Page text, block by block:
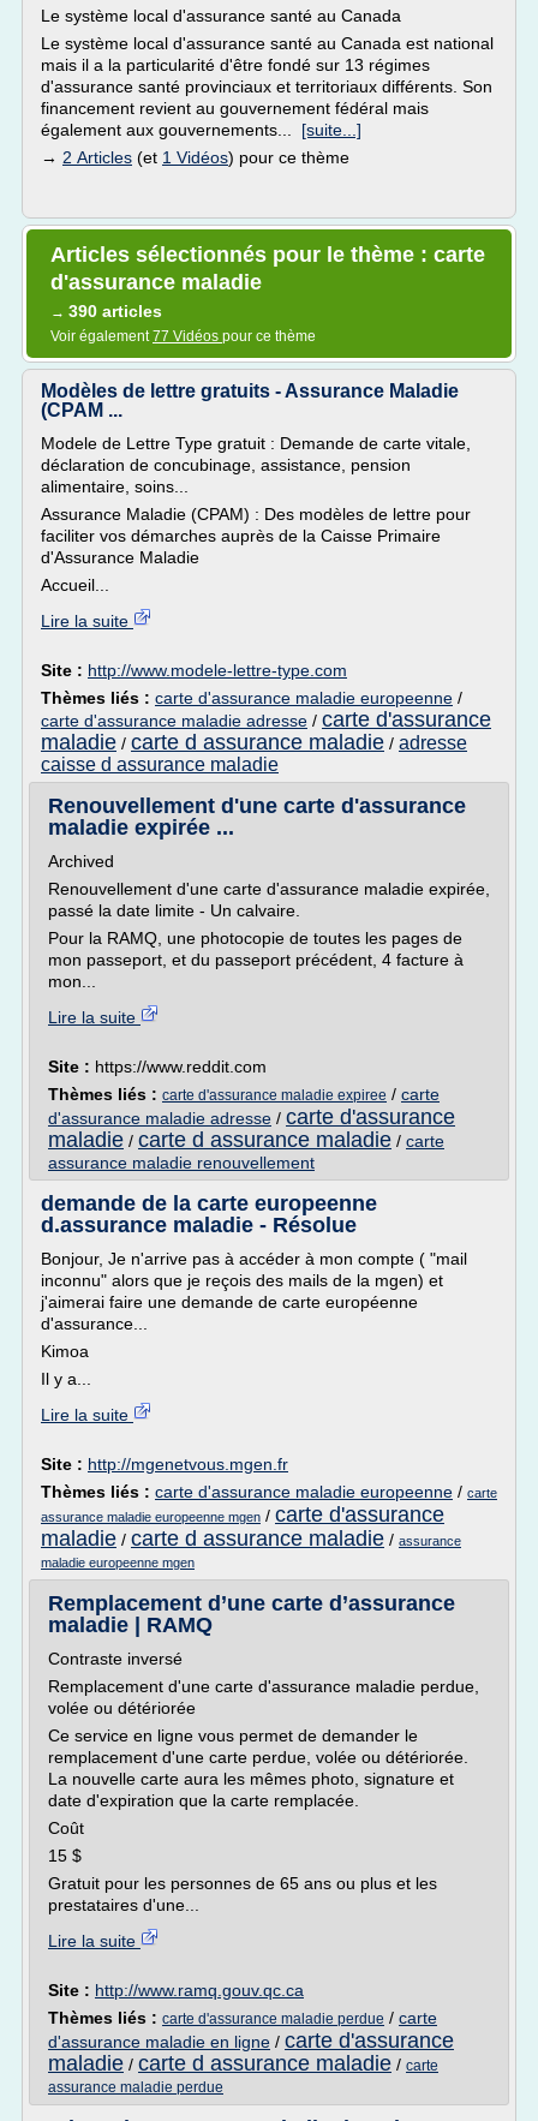
Le système local d'assurance santé au Canada
Le système local d'assurance santé au Canada est national
mais il a la particularité d'être fondé sur 13 régimes
d'assurance santé provinciaux et territoriaux différents. Son
financement revient au gouvernement fédéral mais
également aux gouvernements... [suite...]
→ 2 Articles (et 1 Vidéos) pour ce thème
Articles sélectionnés pour le thème : carte
d'assurance maladie
→ 390 articles
Voir également77 Vidéos pour ce thème
Modèles de lettre gratuits - Assurance Maladie
(CPAM ...
Modele de Lettre Type gratuit : Demande de carte vitale,
déclaration de concubinage, assistance, pension
alimentaire, soins...
Assurance Maladie (CPAM) : Des modèles de lettre pour
faciliter vos démarches auprès de la Caisse Primaire
d'Assurance Maladie
Accueil...
Lire la suite
Site : http://www.modele-lettre-type.com
Thèmes liés : carte d'assurance maladie europeenne /
carte d'assurance maladie adresse / carte d'assurance
maladie / carte d assurance maladie / adresse
caisse d assurance maladie
Renouvellement d'une carte d'assurance
maladie expirée ...
Archived
Renouvellement d'une carte d'assurance maladie expirée,
passé la date limite - Un calvaire.
Pour la RAMQ, une photocopie de toutes les pages de
mon passeport, et du passeport précédent, 4 facture à
mon...
Lire la suite
Site : https://www.reddit.com
Thèmes liés : carte d'assurance maladie expiree / carte
d'assurance maladie adresse / carte d'assurance
maladie / carte d assurance maladie / carte
assurance maladie renouvellement
demande de la carte europeenne
d.assurance maladie - Résolue
Bonjour, Je n'arrive pas à accéder à mon compte ( "mail
inconnu" alors que je reçois des mails de la mgen) et
j'aimerai faire une demande de carte européenne
d'assurance...
Kimoa
Il y a...
Lire la suite
Site : http://mgenetvous.mgen.fr
Thèmes liés : carte d'assurance maladie europeenne / carte
assurance maladie europeenne mgen / carte d'assurance
maladie / carte d assurance maladie / assurance
maladie europeenne mgen
Remplacement d’une carte d’assurance
maladie | RAMQ
Contraste inversé
Remplacement d'une carte d'assurance maladie perdue,
volée ou détériorée
Ce service en ligne vous permet de demander le
remplacement d'une carte perdue, volée ou détériorée.
La nouvelle carte aura les mêmes photo, signature et
date d'expiration que la carte remplacée.
Coût
15 $
Gratuit pour les personnes de 65 ans ou plus et les
prestataires d'une...
Lire la suite
Site : http://www.ramq.gouv.qc.ca
Thèmes liés : carte d'assurance maladie perdue / carte
d'assurance maladie en ligne / carte d'assurance
maladie / carte d assurance maladie / carte
assurance maladie perdue